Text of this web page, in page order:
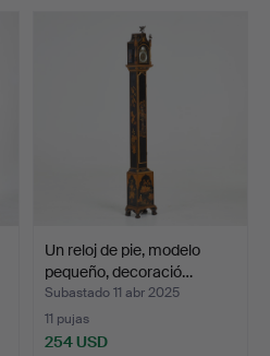
Un reloj de pie, modelo
pequeño, decoració…
Subastado 11 abr 2025
11 pujas
254 USD